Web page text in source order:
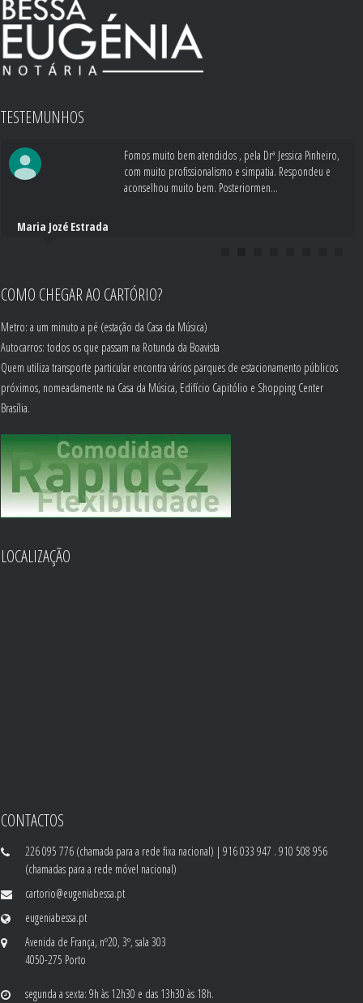
TESTEMUNHOS
Fomos muito bem atendidos , pela Drª Jessica Pinheiro,
com muito profissionalismo e simpatia. Respondeu e
aconselhou muito bem. Posteriormen...
Maria Jozé Estrada
COMO CHEGAR AO CARTÓRIO?
Metro: a um minuto a pé (estação da Casa da Música)
Autocarros: todos os que passam na Rotunda da Boavista
Quem utiliza transporte particular encontra vários parques de estacionamento públicos
próximos, nomeadamente na Casa da Música, Edifício Capitólio e Shopping Center
Brasília.
LOCALIZAÇÃO
CONTACTOS
226 095 776 (chamada para a rede fixa nacional) | 916 033 947 . 910 508 956
(chamadas para a rede móvel nacional)
cartorio@eugeniabessa.pt
eugeniabessa.pt
Avenida de França, nº20, 3º, sala 303
4050-275 Porto
segunda a sexta: 9h às 12h30 e das 13h30 às 18h.